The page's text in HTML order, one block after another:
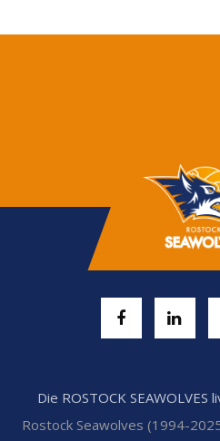
Die ROSTOCK
Rostock Seawolves (1994-